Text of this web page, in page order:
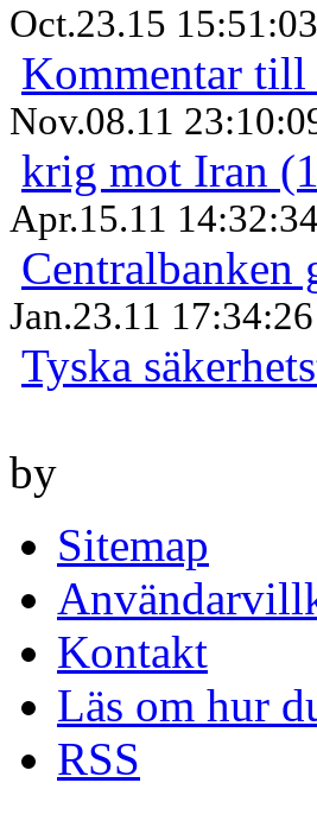
Oct.23.15 15:51:03
Kommentar till
Nov.08.11
krig mot Iran
Apr.15.11 14:32:34
Centralbanken
Jan.23.11 17:34:26
Tyska
by
Sitemap
Kontakt
Läs om hur
RSS